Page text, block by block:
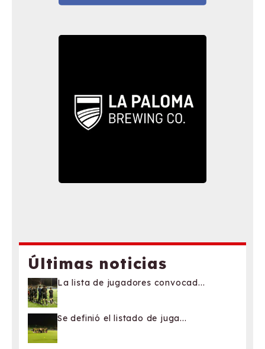
Últimas noticias
La lista de jugadores convocad...
Se definió el listado de juga...